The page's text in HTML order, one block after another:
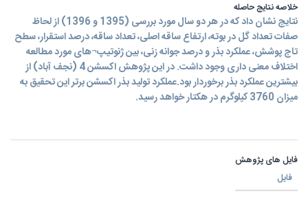
خلاصه نتایج حاصله
نتايج نشان داد که در هر دو سال مورد بررسی (1395 و 1396) از لحاظ
صفات تعداد گل در بوته، ارتفاع ساقه اصلی، تعداد ساقه، درصد استقرار، سطح
تاج پوشش، عملکرد بذر و درصد جوانه زنی، بين ژنوتيپ¬های مورد مطالعه
اختلاف معنی داری وجود داشت. در این پژوهش اکسشن 4 (نجف آباد) از
بيشترين عملکرد بذر برخوردار بود.عملکرد تولید بذر اکسشن برتر این تحقیق به
میزان 3760 کیلوگرم در هکتار خواهد رسید.
فایل های پژوهش
فایل